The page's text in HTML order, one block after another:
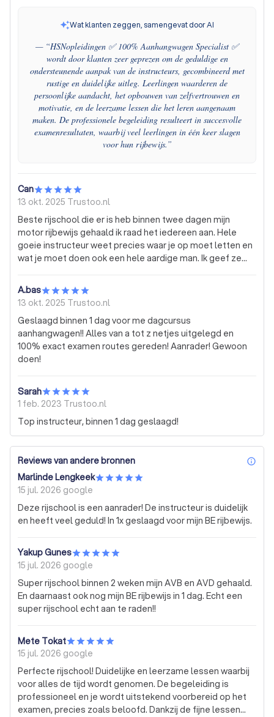
Wat klanten zeggen, samengevat door AI
— “HSNopleidingen ✅ 100% Aanhangwagen Specialist ✅
wordt door klanten zeer geprezen om de geduldige en
ondersteunende aanpak van de instructeurs, gecombineerd met
rustige en duidelijke uitleg. Leerlingen waarderen de
persoonlijke aandacht, het opbouwen van zelfvertrouwen en
motivatie, en de leerzame lessen die het leren aangenaam
maken. De professionele begeleiding resulteert in succesvolle
examenresultaten, waarbij veel leerlingen in één keer slagen
voor hun rijbewijs.”
Can
13 okt. 2025 Trustoo.nl
Beste rijschool die er is heb binnen twee dagen mijn
motor rijbewijs gehaald ik raad het iedereen aan. Hele
goeie instructeur weet precies waar je op moet letten en
wat je moet doen ook een hele aardige man. Ik geef ze
A.bas
13 okt. 2025 Trustoo.nl
Geslaagd binnen 1 dag voor me dagcursus
aanhangwagen!! Alles van a tot z netjes uitgelegd en
100% exact examen routes gereden! Aanrader! Gewoon
doen!
Sarah
1 feb. 2023 Trustoo.nl
Top instructeur, binnen 1 dag geslaagd!
Reviews van andere bronnen
Marlinde Lengkeek
15 jul. 2026 google
Deze rijschool is een aanrader! De instructeur is duidelijk
en heeft veel geduld! In 1x geslaagd voor mijn BE rijbewijs.
Yakup Gunes
15 jul. 2026 google
Super rijschool binnen 2 weken mijn AVB en AVD gehaald.
En daarnaast ook nog mijn BE rijbewijs in 1 dag. Echt een
super rijschool echt aan te raden!!
Mete Tokat
15 jul. 2026 google
Perfecte rijschool! Duidelijke en leerzame lessen waarbij
voor alles de tijd wordt genomen. De begeleiding is
professioneel en je wordt uitstekend voorbereid op het
examen, precies zoals beloofd. Dankzij de fijne lessen